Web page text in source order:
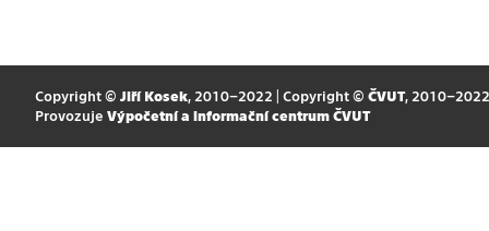
Copyright © Jiří Kosek, 2010–2022 | Copyright © ČVUT, 2010–2022
Provozuje Výpočetní a informační centrum ČVUT